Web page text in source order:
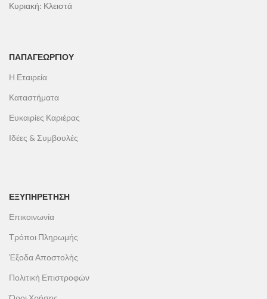
Κυριακή: Κλειστά
ΠΑΠΑΓΕΩΡΓΊΟΥ
Η Εταιρεία
Καταστήματα
Ευκαιρίες Καριέρας
Ιδέες & Συμβουλές
ΕΞΥΠΗΡΕΤΗΣΗ
Επικοινωνία
Τρόποι Πληρωμής
Έξοδα Αποστολής
Πολιτική Επιστροφών